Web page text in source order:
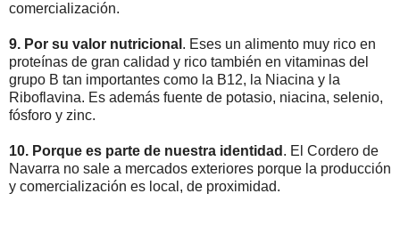
comercialización.
9. Por su valor nutricional . Eses un alimento muy rico en
proteínas de gran calidad y rico también en vitaminas del
grupo B tan importantes como la B12, la Niacina y la
Riboflavina. Es además fuente de potasio, niacina, selenio,
fósforo y zinc.
10. Porque es parte de nuestra identidad . El Cordero de
Navarra no sale a mercados exteriores porque la producción
y comercialización es local, de proximidad.